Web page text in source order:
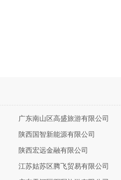
广东南山区高盛旅游有限公司
陕西国智新能源有限公司
陕西宏远金融有限公司
江苏姑苏区腾飞贸易有限公司